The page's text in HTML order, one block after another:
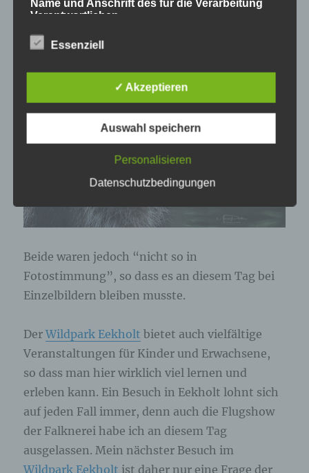
Beide waren jedoch “nicht so in
Fotostimmung”, so dass es an diesem Tag bei
Einzelbildern bleiben musste.
DerWildpark Eekholt bietet auch vielfältige
Veranstaltungen für Kinder und Erwachsene,
so dass man hier wirklich viel lernen und
erleben kann. Ein Besuch in Eekholt lohnt sich
auf jeden Fall immer, denn auch die Flugshow
der Falknerei habe ich an diesem Tag
ausgelassen. Mein nächster Besuch im
Wildpark Eekholt ist daher nur eine Frage der
Name und Anschrift des für die Verarbeitung
Verantwortlichen
Verantwortlicher im Sinne der Datenschutz-
der Europäischen Union geltenden
Datenschutzgesetze und anderer Bestimmungen
mit datenschutzrechtlichem Charakter ist die:
Cookies / SessionStorage / LocalStorage
Die Internetseiten verwenden teilweise so
SessionStorage. Dies dient dazu, unser Angebot
machen. Local Storage und SessionStorage ist
eine Technologie, mit welcher ihr Browser Daten
über einen Internetbrowser auf einem
Computersystem abgelegt und gespeichert
werden. Sie können die Verwendung von Cookies,
LocalStorage und SessionStorage durch
Zahlreiche Internetseiten und Server verwenden
Cookies. Viele Cookies enthalten eine sogenannte
Kennung des Cookies. Sie besteht aus einer
Zeichenfolge, durch welche Internetseiten und
Server dem konkreten Internetbrowser zugeordnet
werden können, in dem das Cookie gespeichert
wurde. Dies ermöglicht es den besuchten
Internetseiten und Servern, den individuellen
Essenziell
✓ Akzeptieren
Auswahl speichern
Personalisieren
Datenschutzbedingungen